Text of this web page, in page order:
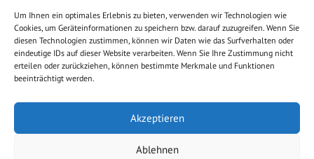
Um Ihnen ein optimales Erlebnis zu bieten, verwenden wir Technologien wie
Cookies, um Geräteinformationen zu speichern bzw. darauf zuzugreifen. Wenn Sie
diesen Technologien zustimmen, können wir Daten wie das Surfverhalten oder
eindeutige IDs auf dieser Website verarbeiten. Wenn Sie Ihre Zustimmung nicht
erteilen oder zurückziehen, können bestimmte Merkmale und Funktionen
beeinträchtigt werden.
Akzeptieren
Ablehnen